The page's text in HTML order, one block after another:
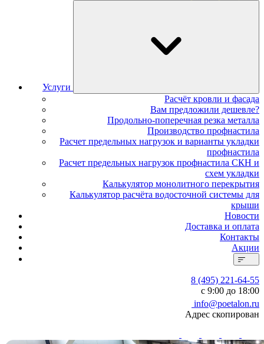
Услуги
Расчёт кровли и фасада
Вам предложили дешевле?
Продольно-поперечная резка металла
Производство профнастила
Расчет предельных нагрузок и варианты укладки
профнастила
Расчет предельных нагрузок профнастила СКН и
схем укладки
Калькулятор монолитного перекрытия
Калькулятор расчёта водосточной системы для
крыши
Новости
Доставка и оплата
Контакты
Акции
8 (495) 221-64-55
с 9:00 до 18:00
info@poetalon.ru
Адрес скопирован